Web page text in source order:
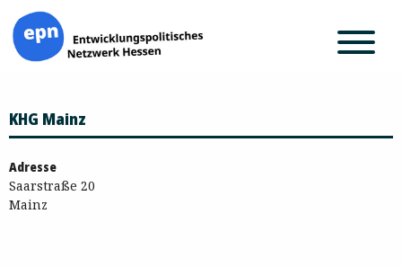
Inhalt
springen
KHG Mainz
Adresse
Saarstraße 20
Mainz